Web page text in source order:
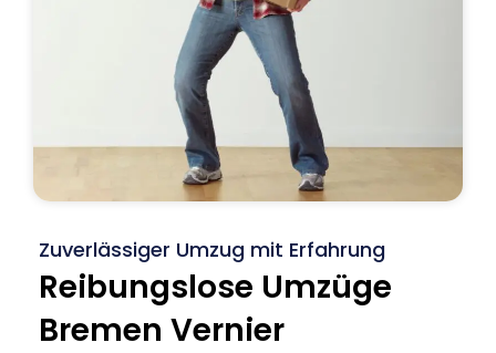
Zuverlässiger Umzug mit Erfahrung
Reibungslose Umzüge
Bremen Vernier